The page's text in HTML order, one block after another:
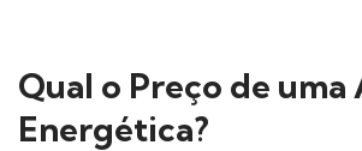
Qual o Preço de
Energética?